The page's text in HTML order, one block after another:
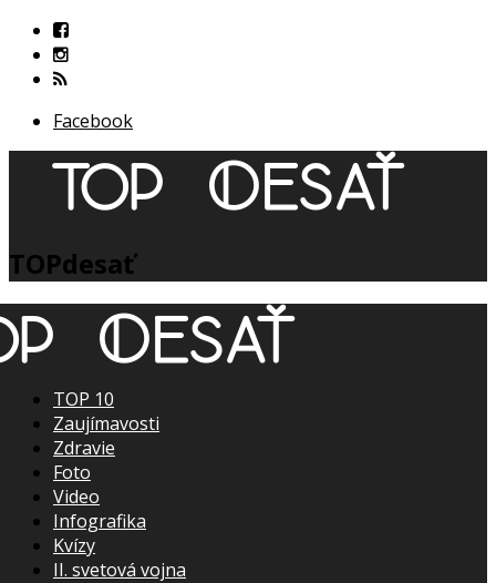
Facebook
TOPdesať
TOP 10
Zaujímavosti
Zdravie
Foto
Video
Infografika
Kvízy
II. svetová vojna